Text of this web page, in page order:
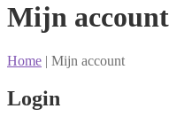
Mijn account
Home | Mijn account
Login